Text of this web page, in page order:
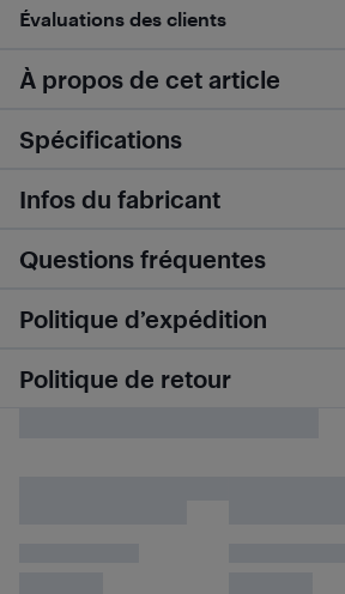
Évaluations des clients
À propos de cet article
Spécifications
Infos du fabricant
Questions fréquentes
Politique d’expédition
Politique de retour